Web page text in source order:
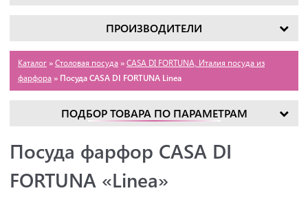
ПРОИЗВОДИТЕЛИ
Каталог » Столовая посуда » CASA DI FORTUNA, Италия посуда из
фарфора » Посуда CASA DI FORTUNA Linea
ПОДБОР ТОВАРА ПО ПАРАМЕТРАМ
Посуда фарфор CASA DI
FORTUNA «Linea»